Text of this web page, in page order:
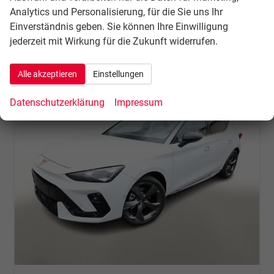
Verbrauch kombiniert:
5,40 l/100km
CO -Klasse: D
CO2-Emissionen:122,00 g/km
Analytics und Personalisierung, für die Sie uns Ihr
Einverständnis geben. Sie können Ihre Einwilligung
jederzeit mit Wirkung für die Zukunft widerrufen.
Alle akzeptieren Einstellungen
Datenschutzerklärung Impressum